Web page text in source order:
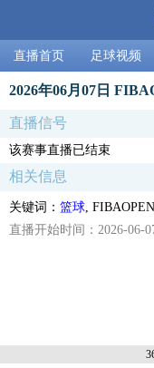
直播首页 足球视频
2026年06月07日
直播信号
该赛事直播已结束
相关信息
关键词： 篮球 ,
直播开始时间：2026-06-